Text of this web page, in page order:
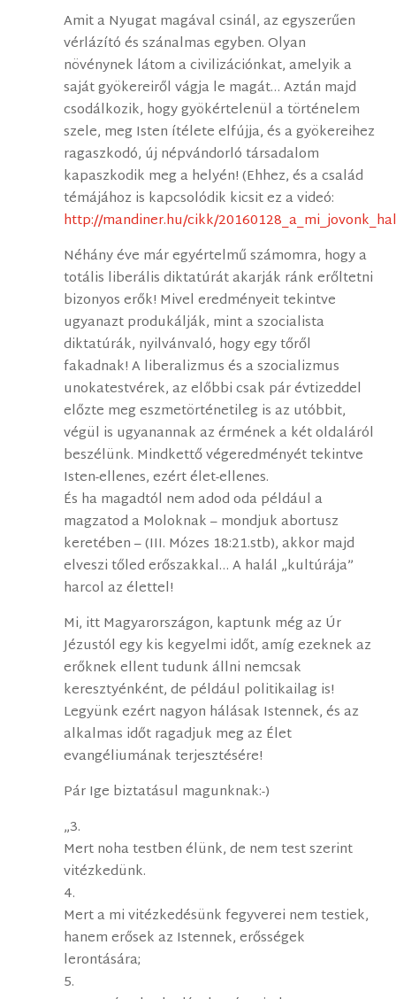
Amit a Nyugat magával csinál, az egyszerűen
vérlázító és szánalmas egyben. Olyan
növénynek látom a civilizációnkat, amelyik a
saját gyökereiről vágja le magát… Aztán majd
csodálkozik, hogy gyökértelenül a történelem
szele, meg Isten ítélete elfújja, és a gyökereihez
ragaszkodó, új népvándorló társadalom
kapaszkodik meg a helyén! (Ehhez, és a család
témájához is kapcsolódik kicsit ez a videó:
http://mandiner.hu/cikk/
Néhány éve már egyértelmű számomra, hogy a
totális liberális diktatúrát akarják ránk erőltetni
bizonyos erők! Mivel eredményeit tekintve
ugyanazt produkálják, mint a szocialista
diktatúrák, nyilvánvaló, hogy egy tőről
fakadnak! A liberalizmus és a szocializmus
unokatestvérek, az előbbi csak pár évtizeddel
előzte meg eszmetörténetileg is az utóbbit,
végül is ugyanannak az érmének a két oldaláról
beszélünk. Mindkettő végeredményét tekintve
Isten-ellenes, ezért élet-ellenes.
És ha magadtól nem adod oda például a
magzatod a Moloknak – mondjuk abortusz
keretében – (III. Mózes 18:21.stb), akkor majd
elveszi tőled erőszakkal… A halál „kultúrája”
harcol az élettel!
Mi, itt Magyarországon, kaptunk még az Úr
Jézustól egy kis kegyelmi időt, amíg ezeknek az
erőknek ellent tudunk állni nemcsak
keresztyénként, de például politikailag is!
Legyünk ezért nagyon hálásak Istennek, és az
alkalmas időt ragadjuk meg az Élet
evangéliumának terjesztésére!
Pár Ige biztatásul magunknak:-)
„3.
Mert noha testben élünk, de nem test szerint
vitézkedünk.
4.
Mert a mi vitézkedésünk fegyverei nem testiek,
hanem erősek az Istennek, erősségek
lerontására;
5.